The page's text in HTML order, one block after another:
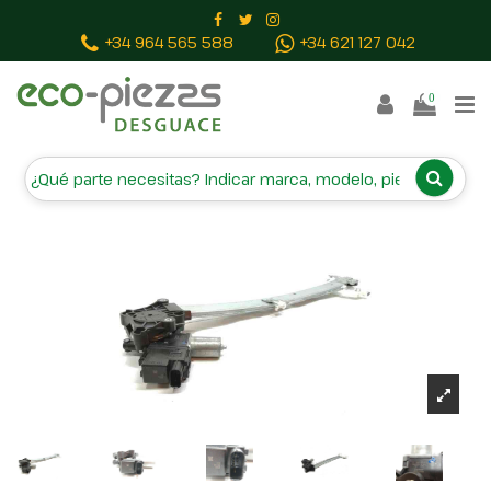
+34 964 565 588 +34 621 127 042
0
ELEVALUNAS DELANTERO
IZQUIERDO 61188FL010